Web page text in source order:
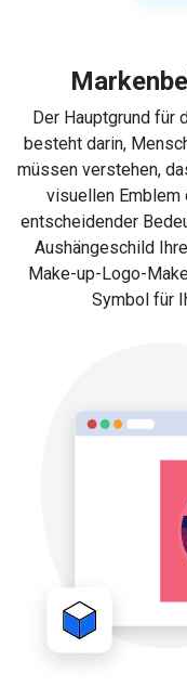
Der Hauptgrund für
besteht darin,
müssen verstehen,
visuellen Emblem
entscheidender
Aushängeschild
Make-up-Logo-
Symbol für